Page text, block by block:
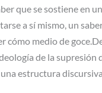
que se sostiene en
a sí mismo, un
cómo medio de
de la supresión
estructura discursiva.